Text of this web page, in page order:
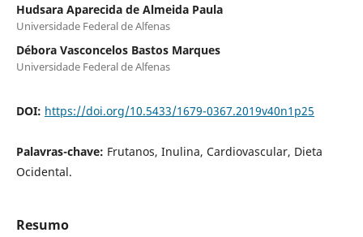
Hudsara Aparecida de Almeida Paula
Universidade Federal de Alfenas
Débora Vasconcelos Bastos Marques
Universidade Federal de Alfenas
DOI: https://doi.org/10.5433/1679-0367.2019v40n1p25
Palavras-chave: Frutanos, Inulina, Cardiovascular, Dieta
Ocidental.
Resumo